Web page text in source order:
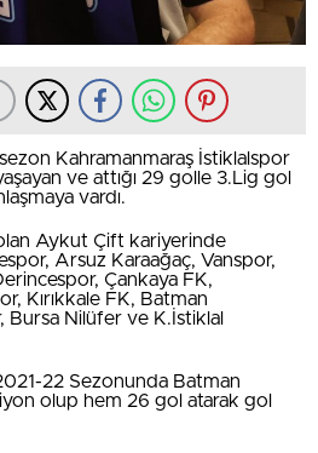
Kahramanmaraş İstiklalspor
ve attığı 29 golle 3.Lig gol
vardı.
Aykut Çift kariyerinde
Arsuz Karaağaç, Vanspor,
Çankaya FK,
Kırıkkale FK, Batman
Bursa Nilüfer ve K.İstiklal
22 Sezonunda Batman
olup hem 26 gol atarak gol